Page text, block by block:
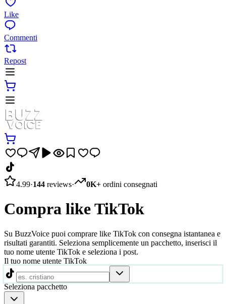
Like
Commenti
Repost
4.99·144 reviews· 0K+ ordini consegnati
Compra like TikTok
Su BuzzVoice puoi comprare like TikTok con consegna istantanea e
risultati garantiti. Seleziona semplicemente un pacchetto, inserisci il
tuo nome utente TikTok e seleziona i post.
Il tuo nome utente TikTok
Seleziona pacchetto